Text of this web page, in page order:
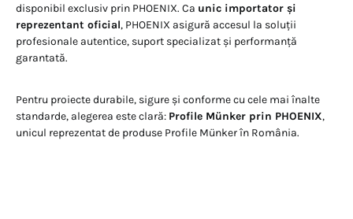
disponibil exclusiv prin PHOENIX. Ca unic importator și
reprezentant oficial, PHOENIX asigură accesul la soluții
profesionale autentice, suport specializat și performanță
garantată.
Pentru proiecte durabile, sigure și conforme cu cele mai înalte
standarde, alegerea este clară: Profile Münker prin PHOENIX,
unicul reprezentat de produse Profile Münker în România.